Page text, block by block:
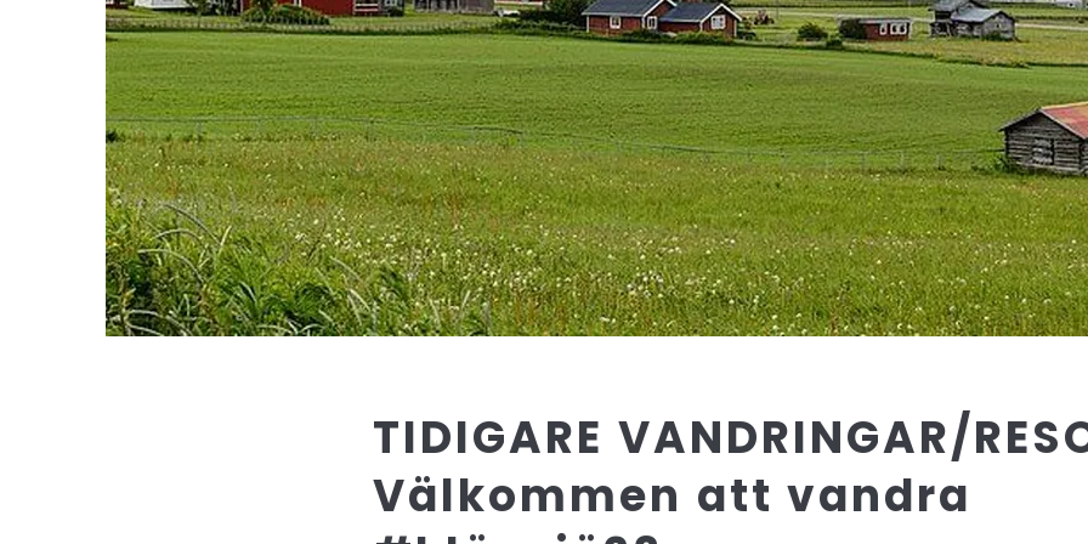
TIDIGARE VANDRINGAR/
Välkommen att vandra